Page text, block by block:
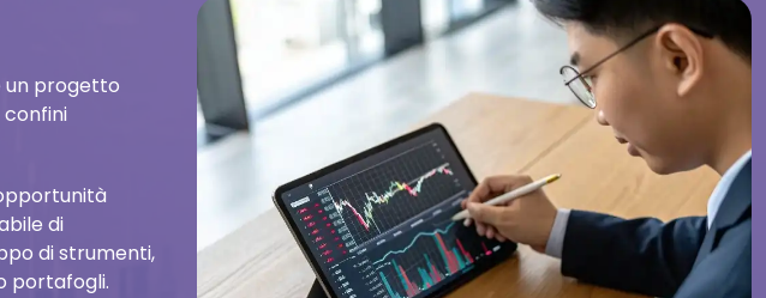
un progetto
di
di strumenti,
portafogli.